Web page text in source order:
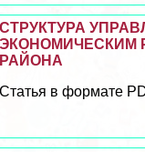
СТРУКТУРА
ЭКОНОМИЧЕСКИМ
РАЙОНА
Статья в формате